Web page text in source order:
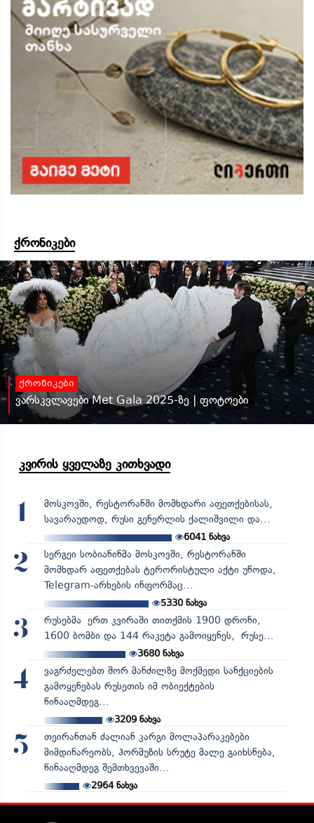
ქრონიკები
ქრონიკები
ვარსკვლავები Met Gala 2025-ზე | ფოტოები
კვირის ყველაზე კითხვადი
1
მოსკოვში, რესტორანში მომხდარი აფეთქებისას,
სავარაუდოდ, რუსი გენერლის ქალიშვილი და...
6041 ნახვა
2
სერგეი სობიანინმა მოსკოვში, რესტორანში
მომხდარ აფეთქებას ტერორისტული აქტი უწოდა,
Telegram-არხების ინფორმაც...
5330ნახვა
3
რუსებმა ერთ კვირაში თითქმის 1900 დრონი,
1600 ბომბი და 144 რაკეტა გამოიყენეს, რუსე...
3680ნახვა
4
ვაგრძელებთ შორ მანძილზე მოქმედი სანქციების
გამოყენებას რუსეთის იმ ობიექტების
წინააღმდეგ...
3209ნახვა
5
თეირანთან ძალიან კარგი მოლაპარაკებები
მიმდინარეობს, ჰორმუზის სრუტე მალე გაიხსნება,
წინააღმდეგ შემთხვევაში...
2964ნახვა